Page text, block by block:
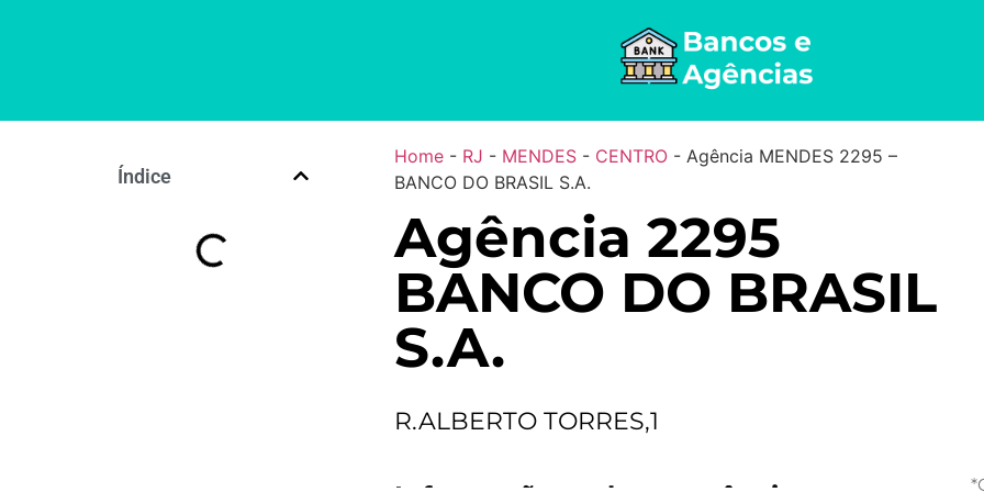
Índice
Home- RJ - MENDES- CENTRO- Agência MENDES 2295 –
BANCO DO BRASIL S.A.
Agência 2295
BANCO DO BRASIL
S.A.
R.ALBERTO TORRES,1